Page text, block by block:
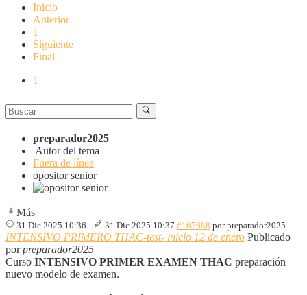
Inicio
Anterior
1
Siguiente
Final
1
preparador2025
Autor del tema
Fuera de línea
opositor senior
Más
31 Dic 2025 10:36 - 31 Dic 2025 10:37 #167688 porpreparador2025
INTENSIVO PRIMERO THAC-test- inicio 12 de enero Publicado
porpreparador2025
Curso INTENSIVO PRIMER EXAMEN THAC preparación
nuevo modelo de examen.